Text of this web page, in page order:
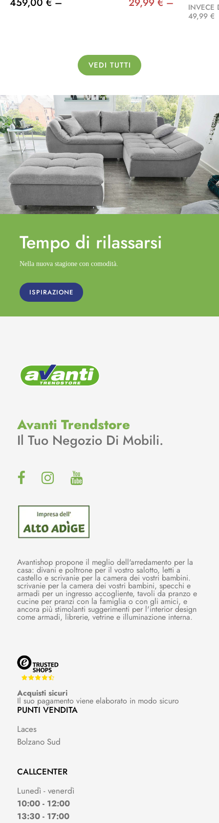
INVECE
49,99 €
VEDI TUTTI
Tempo di rilassarsi
Nella nuova stagione con comodità.
ISPIRAZIONE
Avanti Trendstore
Il Tuo Negozio Di Mobili.
Avantishop propone il meglio dell'arredamento per la
casa: divani e poltrone per il vostro salotto, letti a
castello e scrivanie per la camera dei vostri bambini.
scrivanie per la camera dei vostri bambini, specchi e
armadi per un ingresso accogliente, tavoli da pranzo e
cucine per pranzi con la famiglia o con gli amici, e
ancora più stimolanti suggerimenti per l'interior design
come armadi, librerie, vetrine e illuminazione interna.
Acquisti sicuri
Il suo pagamento viene elaborato in modo sicuro
PUNTI VENDITA
Laces
Bolzano Sud
CALLCENTER
Lunedì - venerdì
10:00 - 12:00
13:30 - 17:00